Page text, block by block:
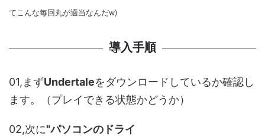
てこんな毎回丸が適当なんだw)
導入手順
01,まずUndertaleをダウンロードしているか確認し
ます。（プレイできる状態かどうか）
02,次に"パソコンのドライ